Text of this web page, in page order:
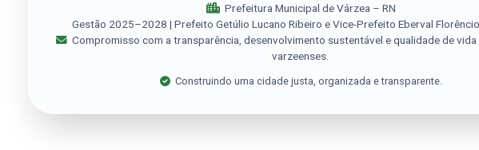
Prefeitura Municipal de Várzea – RN
Gestão 2025–2028 | Prefeito Getúlio Lucano Ribeiro e Vice-Prefeito Eberval
Compromisso com a transparência, desenvolvimento sustentável e qualidade de
varzeenses.
Construindo uma cidade justa, organizada e transparente.